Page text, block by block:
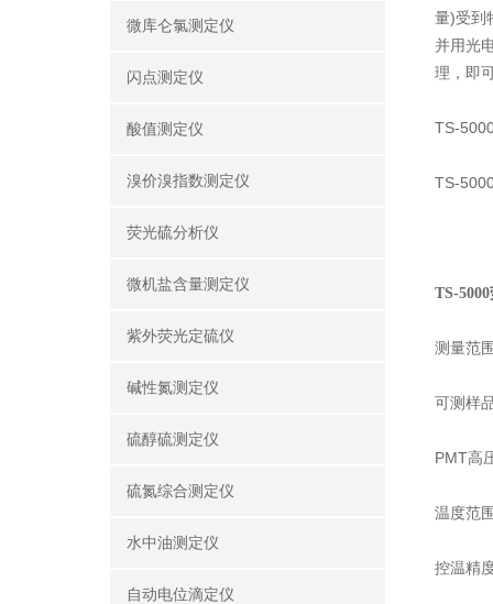
微库仑氯测定仪
闪点测定仪
酸值测定仪
溴价溴指数测定仪
荧光硫分析仪
微机盐含量测定仪
紫外荧光定硫仪
碱性氮测定仪
硫醇硫测定仪
硫氮综合测定仪
水中油测定仪
自动电位滴定仪
量)受到
并用光
理，即
TS-
TS-
TS-
测量范
可测样
PMT高
温度范
控温精